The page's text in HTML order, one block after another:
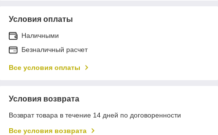
Условия оплаты
Наличными
Безналичный расчет
Все условия оплаты
Условия возврата
Возврат товара в течение 14 дней по договоренности
Все условия возврата